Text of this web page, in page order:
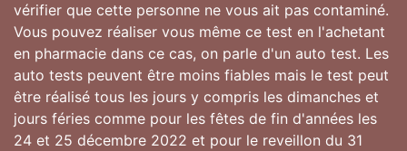
vérifier que cette personne ne vous ait pas contaminé.
Vous pouvez réaliser vous même ce test en l'achetant
en pharmacie dans ce cas, on parle d'un auto test. Les
auto tests peuvent être moins fiables mais le test peut
être réalisé tous les jours y compris les dimanches et
jours féries comme pour les fêtes de fin d'années les
24 et 25 décembre 2022 et pour le reveillon du 31